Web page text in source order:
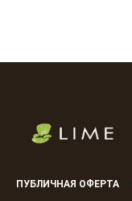
ПУБЛИЧНАЯ ОФЕРТА